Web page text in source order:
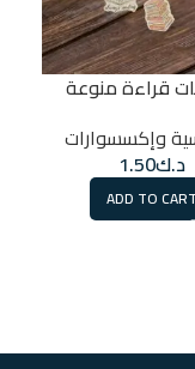
قراءة منوعة
وإكسسوارات
د.ك1.50
ADD TO CART